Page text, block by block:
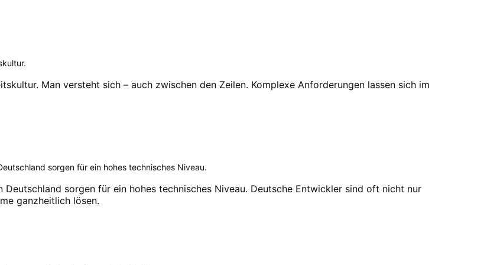
Man versteht sich – auch zwischen den Zeilen. Komplexe Anforderungen lassen sich im
sorgen für ein hohes technisches Niveau.
sorgen für ein hohes technisches Niveau. Deutsche Entwickler sind oft nicht nur
ganzheitlich lösen.